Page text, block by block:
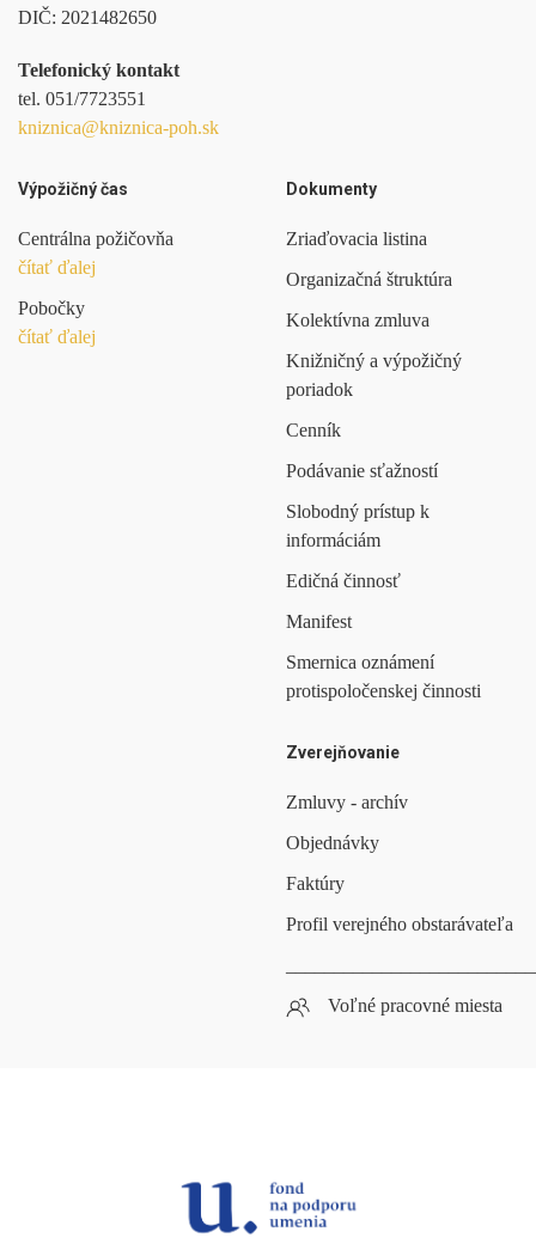
DIČ: 2021482650
Telefonický kontakt
tel. 051/7723551
kniznica@kniznica-poh.sk
Výpožičný čas
Centrálna požičovňa
čítať ďalej
Pobočky
čítať ďalej
Dokumenty
Zriaďovacia listina
Organizačná štruktúra
Kolektívna zmluva
Knižničný a výpožičný
poriadok
Cenník
Podávanie sťažností
Slobodný prístup k
informáciám
Edičná činnosť
Manifest
Smernica oznámení
protispoločenskej činnosti
Zverejňovanie
Zmluvy - archív
Objednávky
Faktúry
Profil verejného obstarávateľa
Voľné pracovné miesta